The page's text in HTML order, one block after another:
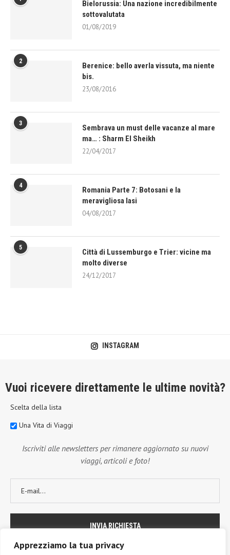
Apprezziamo la tua privacy
Bielorussia: Una nazione incredibilmente
sottovalutata
01/08/2019
2
Berenice: bello averla vissuta, ma niente
bis.
23/08/2016
3
Sembrava un must delle vacanze al mare
ma… : Sharm El Sheikh
22/04/2017
4
Romania Parte 7: Botosani e la
meravigliosa Iasi
04/08/2017
5
Città di Lussemburgo e Trier: vicine ma
molto diverse
24/12/2017
INSTAGRAM
Vuoi ricevere direttamente le ultime novità?
Scelta della lista
Una Vita di Viaggi
Iscriviti alle newsletters per rimanere aggiornato su nuovi
viaggi, articoli e foto!